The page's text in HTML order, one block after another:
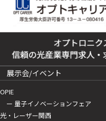
展示会/イベント
OPIE
ー 量子イノベーションフェア
光・レーザー関西